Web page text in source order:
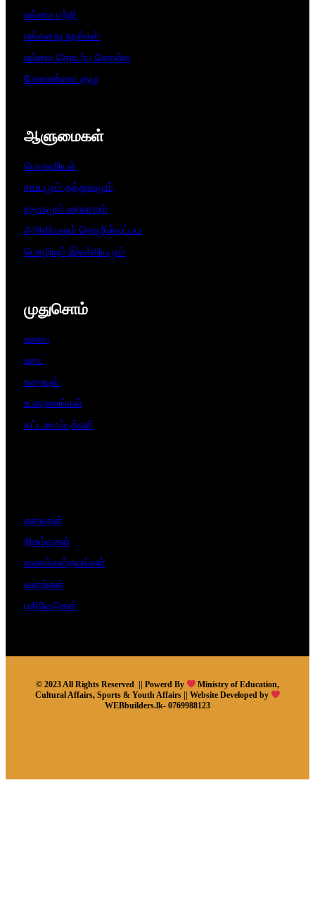
எம்மை பற்றி
எங்களது நூல்கள்
எம்மை தொடர்பு கொள்ள
மேலாண்மை குழு
ஆளுமைகள்​
பொதுவியல்
சமயமும் தத்துவமும்
சமூகமும் வரலாறும்
அறிவியலும் தொழில்நுட்பம
மொழியும் இலக்கியமும்
முதுசொம்
உணவு
உடை
உறையுள்
உபகரணங்கள்
கட்டமைப்புக்கள்
கலைகள்
நிகழ்வுகள்
வணக்கஸ்தலங்கள்
வளங்கள்
பதிவேடுகள்
© 2023 All Rights Reserved || Powerd By
Ministry of Education,
Cultural Affairs, Sports & Youth Affairs || Website Developed by
WEBbuilders.lk- 0769988123